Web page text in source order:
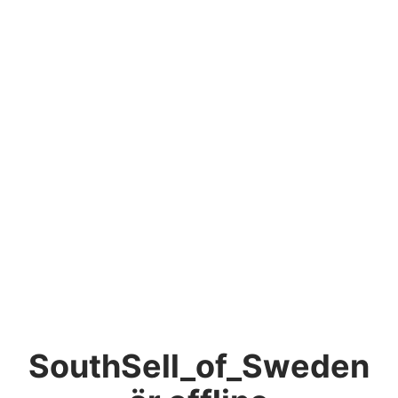
SouthSell_of_Sweden